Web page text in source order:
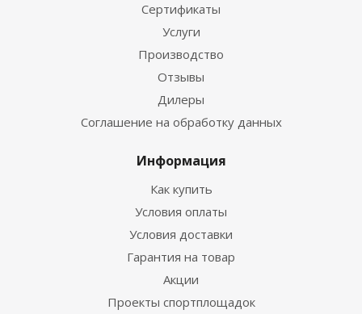
Сертификаты
Услуги
Производство
Отзывы
Дилеры
Соглашение на обработку данных
Информация
Как купить
Условия оплаты
Условия доставки
Гарантия на товар
Акции
Проекты спортплощадок